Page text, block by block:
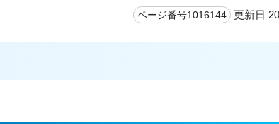
ページ番号1016144 更新日